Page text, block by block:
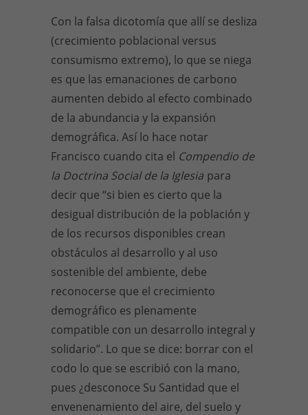
Con la falsa dicotomía que allí se desliza
(crecimiento poblacional versus
consumismo extremo), lo que se niega
es que las emanaciones de carbono
aumenten debido al efecto combinado
de la abundancia y la expansión
demográfica. Así lo hace notar
Francisco cuando cita el Compendio de
la Doctrina Social de la Iglesia para
decir que “si bien es cierto que la
desigual distribución de la población y
de los recursos disponibles crean
obstáculos al desarrollo y al uso
sostenible del ambiente, debe
reconocerse que el crecimiento
demográfico es plenamente
compatible con un desarrollo integral y
solidario”. Lo que se dice: borrar con el
codo lo que se escribió con la mano,
pues ¿desconoce Su Santidad que el
envenenamiento del aire, del suelo y